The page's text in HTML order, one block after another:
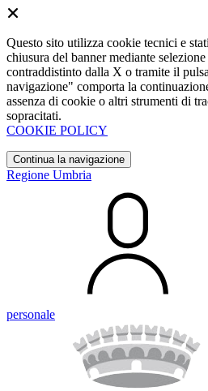
Questo sito utilizza cookie tecnici e
chiusura del banner mediante
contraddistinto dalla X o tramite il
navigazione" comporta la
assenza di cookie o altri strumenti di
sopracitati.
COOKIE POLICY
Continua la navigazione
Regione Umbria
personale